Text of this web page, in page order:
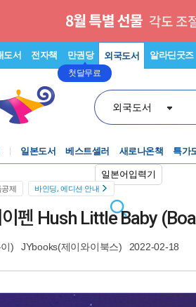
도서 전자책 만권당
첫달무료
외국도서 알라딘굿즈
외국도서
일본어입력기
일본도서 베스트셀러 새로나온책 특가
제 바인딩, 에디션 안내
펜 Hush Little Baby
) JYbooks(제이와이북스) 2022-02-18